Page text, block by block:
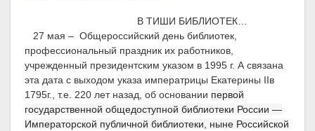
В ТИШИ БИБЛИОТЕК…
27 мая – Общероссийский день библиотек,
профессиональный праздник их работников,
учрежденный президентским указом в 1995 г. А связана
эта дата с выходом указа императрицы Екатерины IIв
1795г., т.е. 220 лет назад, об основании первой
государственной общедоступной библиотеки России —
Императорской публичной библиотеки, ныне Российской